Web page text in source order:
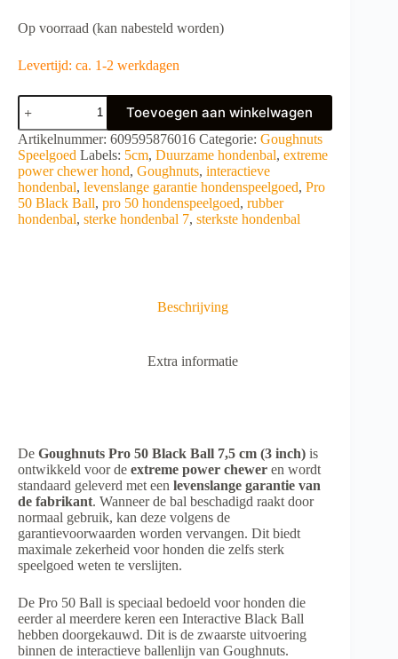
Op voorraad (kan nabesteld worden)
Levertijd: ca. 1-2 werkdagen
Goughnuts
Pro
50
Black
Ball
aantal
Toevoegen aan winkelwagen
A
l
t
e
r
n
Artikelnummer: 609595876016 Categorie: Goughnuts
Speelgoed Labels: 5cm, Duurzame hondenbal, extreme
power chewer hond, Goughnuts, interactieve
hondenbal, levenslange garantie hondenspeelgoed, Pro
50 Black Ball, pro 50 hondenspeelgoed, rubber
hondenbal, sterke hondenbal 7, sterkste hondenbal
Beschrijving
Extra informatie
De Goughnuts Pro 50 Black Ball 7,5 cm (3 inch) is
ontwikkeld voor de extreme power chewer en wordt
standaard geleverd met een levenslange garantie van
de fabrikant. Wanneer de bal beschadigd raakt door
normaal gebruik, kan deze volgens de
garantievoorwaarden worden vervangen. Dit biedt
maximale zekerheid voor honden die zelfs sterk
speelgoed weten te verslijten.
De Pro 50 Ball is speciaal bedoeld voor honden die
eerder al meerdere keren een Interactive Black Ball
hebben doorgekauwd. Dit is de zwaarste uitvoering
binnen de interactieve ballenlijn van Goughnuts.